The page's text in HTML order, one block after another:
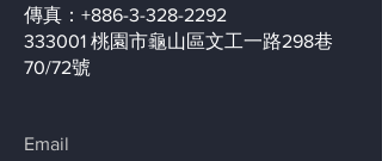
傳真：+886-3-328-2292
333001 桃園市龜山區文工一路298巷
70/72號
Email